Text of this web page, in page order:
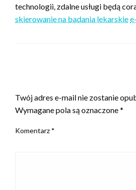
technologii, zdalne usługi będą
skierowanie na badania lekarskie
Twój adres e-mail nie zostanie
Wymagane pola są oznaczone*
Komentarz *